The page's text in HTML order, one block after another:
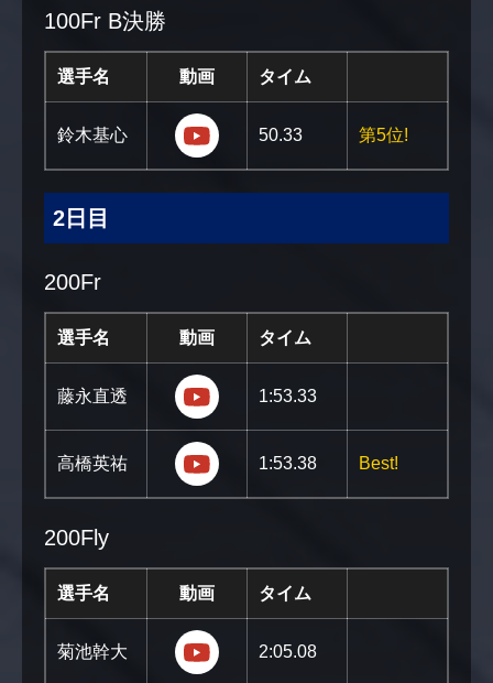
100Fr B決勝
選手名 動画 タイム
鈴木基心 https://youtu.be/
50.33 第5位!
2日目
200Fr
選手名 動画 タイム
藤永直透 https://youtu.be/
1:53.33
高橋英祐 https://youtu.be/
1:53.38 Best!
200Fly
選手名 動画 タイム
菊池幹大 https://youtu.be/
2:05.08